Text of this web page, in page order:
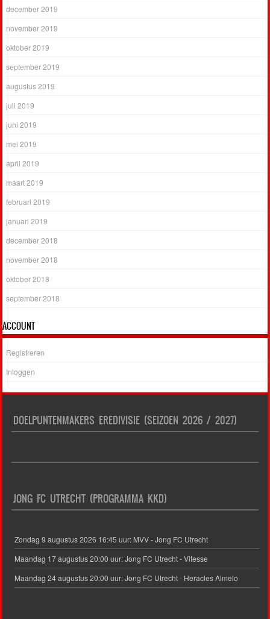
december 2019
november 2019
oktober 2019
september 2019
augustus 2019
juli 2019
juni 2019
mei 2019
april 2019
maart 2019
februari 2019
januari 2019
december 2018
november 2018
oktober 2018
september 2018
ACCOUNT
Registreren
Inloggen
DOELPUNTENMAKERS EREDIVISIE (SEIZOEN 2026 / 2027)
JONG FC UTRECHT (PROGRAMMA KKD)
Zondag 9 augustus 2026 16:45 uur: MVV - Jong FC Utrecht
Maandag 17 augustus 20:00 uur: Jong FC Utrecht - Vitesse
Maandag 24 augustus 20:00 uur: Jong FC Utrecht - Heracles Almelo